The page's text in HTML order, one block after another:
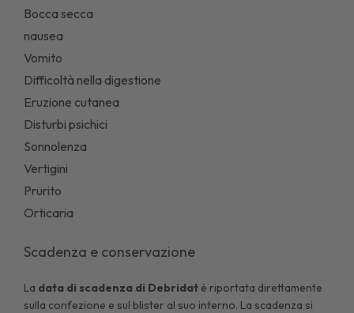
Bocca secca
nausea
Vomito
Difficoltà nella digestione
Eruzione cutanea
Disturbi psichici
Sonnolenza
Vertigini
Prurito
Orticaria
Scadenza e conservazione
La data di scadenza di Debridat è riportata direttamente
sulla confezione e sul blister al suo interno. La scadenza si